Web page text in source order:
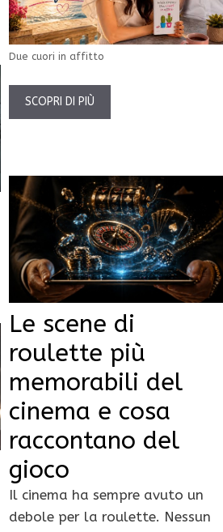
Due cuori in affitto
SCOPRI DI PIÙ
Le scene di
roulette più
memorabili del
cinema e cosa
raccontano del
gioco
Il cinema ha sempre avuto un
debole per la roulette. Nessun